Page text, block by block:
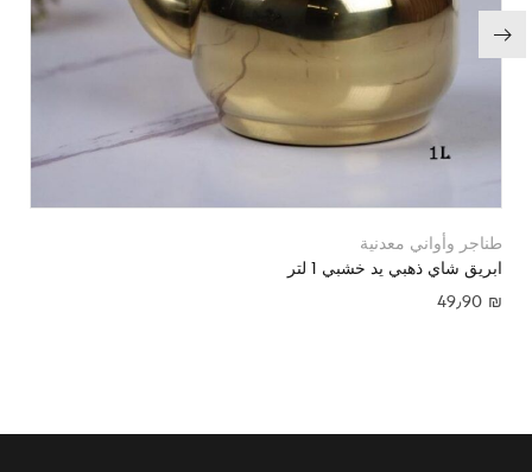
طناجر وأواني معدنية
ابريق شاي ذهبي يد خشبي 1 لتر
49٫90 ₪